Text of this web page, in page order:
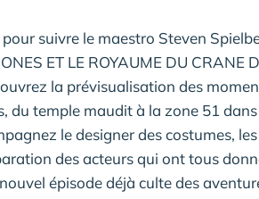
suivre le maestro Steven
ET LE ROYAUME DU CRANE
la prévisualisation des
du temple maudit à la zone 51
le designer des costumes,
des acteurs qui ont tous
épisode déjà culte des